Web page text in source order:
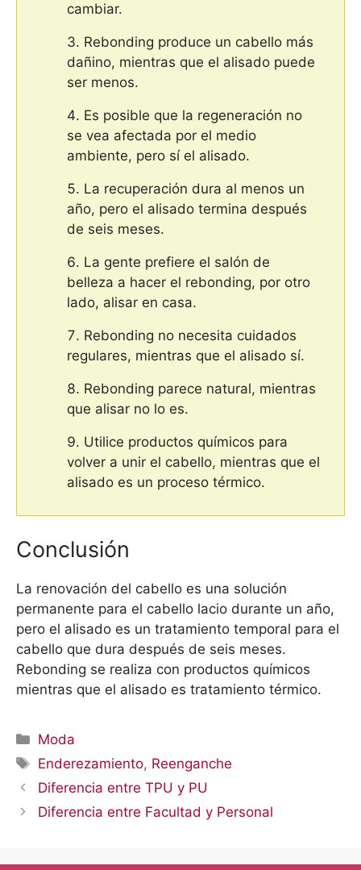
cambiar.
Rebonding produce un cabello más
dañino, mientras que el alisado puede
ser menos.
Es posible que la regeneración no
se vea afectada por el medio
ambiente, pero sí el alisado.
La recuperación dura al menos un
año, pero el alisado termina después
de seis meses.
La gente prefiere el salón de
belleza a hacer el rebonding, por otro
lado, alisar en casa.
Rebonding no necesita cuidados
regulares, mientras que el alisado sí.
Rebonding parece natural, mientras
que alisar no lo es.
Utilice productos químicos para
volver a unir el cabello, mientras que el
alisado es un proceso térmico.
Conclusión
La renovación del cabello es una solución
permanente para el cabello lacio durante un año,
pero el alisado es un tratamiento temporal para el
cabello que dura después de seis meses.
Rebonding se realiza con productos químicos
mientras que el alisado es tratamiento térmico.
Categorías
Moda
Etiquetas
Enderezamiento, Reenganche
Diferencia entre TPU y PU
Diferencia entre Facultad y Personal